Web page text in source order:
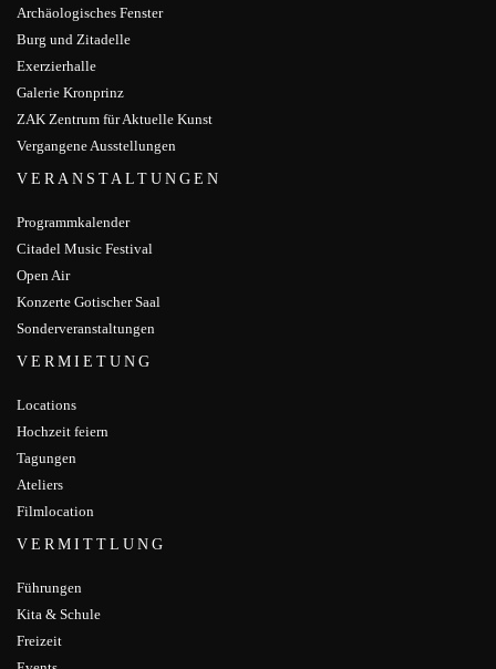
Archäologisches Fenster
Burg und Zitadelle
Exerzierhalle
Galerie Kronprinz
ZAK Zentrum für Aktuelle Kunst
Vergangene Ausstellungen
VERANSTALTUNGEN
Programmkalender
Citadel Music Festival
Open Air
Konzerte Gotischer Saal
Sonderveranstaltungen
VERMIETUNG
Locations
Hochzeit feiern
Tagungen
Ateliers
Filmlocation
VERMITTLUNG
Führungen
Kita & Schule
Freizeit